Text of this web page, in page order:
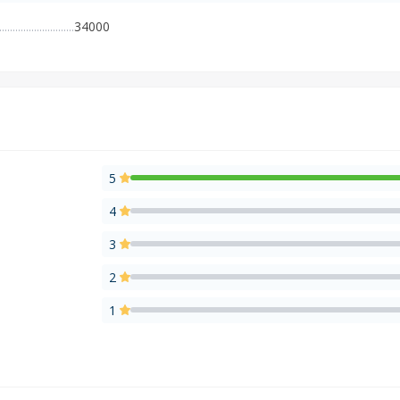
34000
5
4
3
2
1